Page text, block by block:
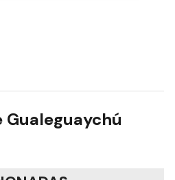
Gualeguaychú